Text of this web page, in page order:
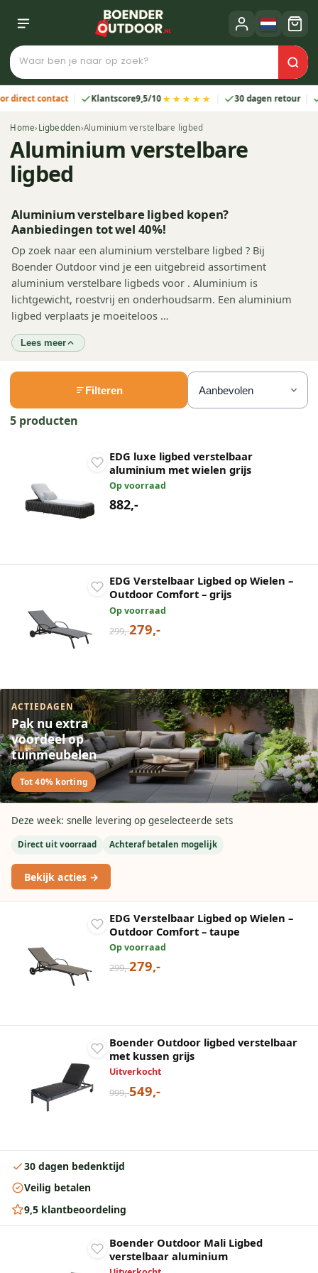
contact Klantscore9,5/10★★★★★ 30 dagen retour 2
Home› Ligbedden›Aluminium verstelbare ligbed
Aluminium verstelbare
ligbed
Aluminium verstelbare ligbed kopen?
Aanbiedingen tot wel 40%!
Op zoek naar een aluminium verstelbare ligbed ? Bij
Boender Outdoor vind je een uitgebreid assortiment
aluminium verstelbare ligbeds voor . Aluminium is
lichtgewicht, roestvrij en onderhoudsarm. Een aluminium
ligbed verplaats je moeiteloos …
Lees meer
Filteren
5 producten
EDG luxe ligbed verstelbaar
aluminium met wielen grijs
Op voorraad
882,-
EDG Verstelbaar Ligbed op Wielen –
Outdoor Comfort – grijs
Op voorraad
299,-279,-
ACTIEDAGEN
Pak nu extra
voordeel op
tuinmeubelen
Tot 40% korting
Deze week: snelle levering op geselecteerde sets
Direct uit voorraad Achteraf betalen mogelijk
Bekijk acties →
EDG Verstelbaar Ligbed op Wielen –
Outdoor Comfort – taupe
Op voorraad
299,-279,-
Boender Outdoor ligbed verstelbaar
met kussen grijs
Uitverkocht
999,-549,-
30 dagen bedenktijd
Veilig betalen
9,5 klantbeoordeling
Boender Outdoor Mali Ligbed
verstelbaar aluminium